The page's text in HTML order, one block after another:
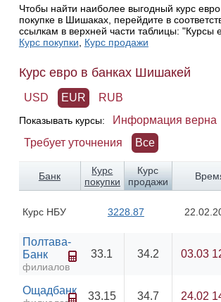
Чтобы найти наиболее выгодный курс
покупке в Шишаках, перейдите в
ссылкам в верхней части таблицы: "Курсы
Курс покупки
Курс продажи
Курс евро в банках Шишакей
USD EUR RUB
Показывать курсы:
Информация верна
Требует уточнения
Все
Банк
Курс
покупки
Курс
продажи
Курс НБУ 3228.87
Полтава-
Банк
филиалов
33.1 34.2 03.03
Ощадбанк 33.15 34.7 24.02